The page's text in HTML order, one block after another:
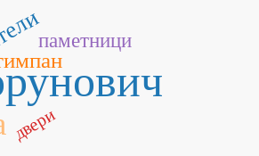
паметници
двери